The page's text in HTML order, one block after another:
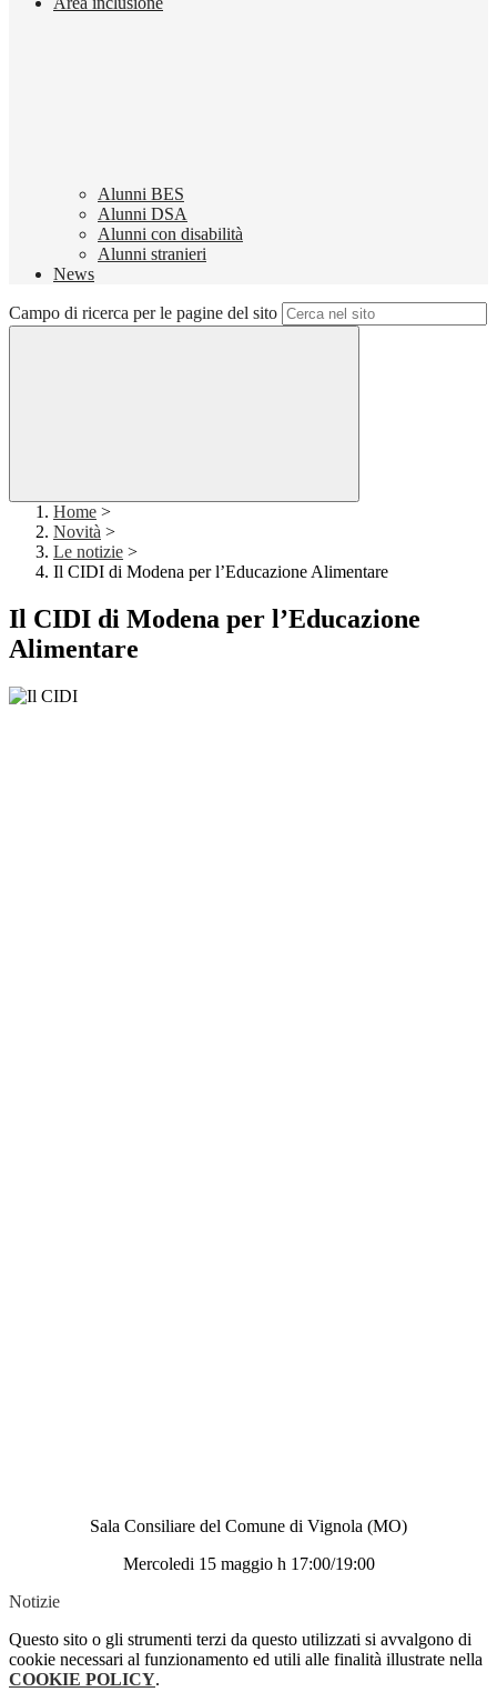
Alunni BES
Alunni DSA
Alunni con disabilità
Alunni stranieri
News
Campo di ricerca per le pagine del sito
Home >
Novità >
Le notizie >
Il CIDI di Modena per l’Educazione Alimentare
Il CIDI di Modena per l’Educazione
Alimentare
Sala Consiliare del Comune di Vignola (MO)
Mercoledi 15 maggio h 17:00/19:00
Notizie
Questo sito o gli strumenti terzi da questo utilizzati si avvalgono di
cookie necessari al funzionamento ed utili alle finalità illustrate nella
COOKIE POLICY.